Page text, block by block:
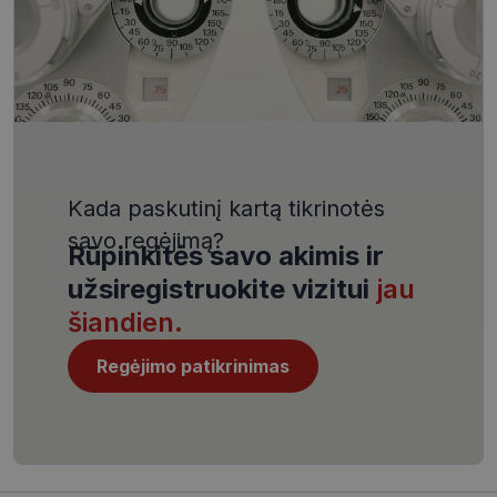
Kada paskutinį kartą tikrinotės
savo regėjimą?
Rūpinkitės savo akimis ir
užsiregistruokite vizitui jau
šiandien.
Regėjimo patikrinimas
VISITOR_PRIVACY_METADATA
YouTube
.youtube.com
5 mėnesiai
4 savaitės
CookieScriptConsent
CookieScript
www.visionexpress.lt